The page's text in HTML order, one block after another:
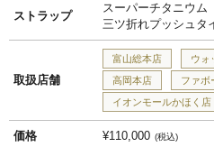
ストラップ
スーパーチタニウム
三ツ折れプッシュタ
取扱店舗
富山総本店
ウォ
高岡本店
ファボ
イオンモールかほく店
価格 ¥110,000 税込